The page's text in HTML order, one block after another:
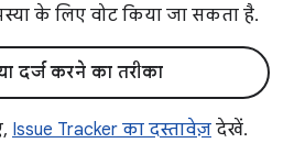
के लिए वोट किया जा सकता है.
दर्ज करने का तरीका
Issue Tracker का दस्तावेज़ देखें.